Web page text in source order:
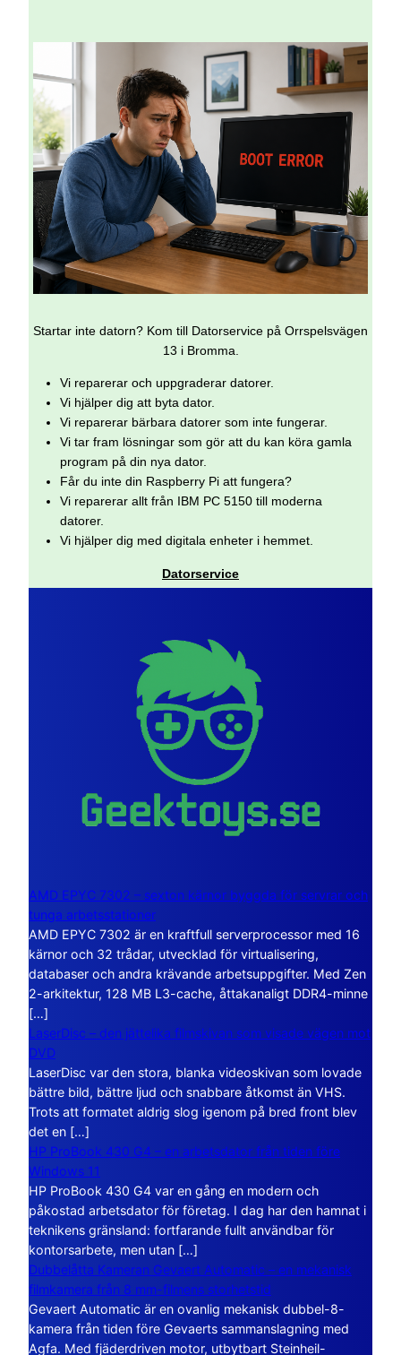
Startar inte datorn? Kom till Datorservice på Orrspelsvägen
13 i Bromma.
Vi reparerar och uppgraderar datorer.
Vi hjälper dig att byta dator.
Vi reparerar bärbara datorer som inte fungerar.
Vi tar fram lösningar som gör att du kan köra gamla
program på din nya dator.
Får du inte din Raspberry Pi att fungera?
Vi reparerar allt från IBM PC 5150 till moderna
datorer.
Vi hjälper dig med digitala enheter i hemmet.
Datorservice
AMD EPYC 7302 – sexton kärnor byggda för servrar och
tunga arbetsstationer
AMD EPYC 7302 är en kraftfull serverprocessor med 16
kärnor och 32 trådar, utvecklad för virtualisering,
databaser och andra krävande arbetsuppgifter. Med Zen
2-arkitektur, 128 MB L3-cache, åttakanaligt DDR4-minne
[…]
LaserDisc – den jättelika filmskivan som visade vägen mot
DVD
LaserDisc var den stora, blanka videoskivan som lovade
bättre bild, bättre ljud och snabbare åtkomst än VHS.
Trots att formatet aldrig slog igenom på bred front blev
det en […]
HP ProBook 430 G4 – en arbetsdator från tiden före
Windows 11
HP ProBook 430 G4 var en gång en modern och
påkostad arbetsdator för företag. I dag har den hamnat i
teknikens gränsland: fortfarande fullt användbar för
kontorsarbete, men utan […]
Dubbelåtta Kameran Gevaert Automatic – en mekanisk
filmkamera från 8 mm-filmens storhetstid
Gevaert Automatic är en ovanlig mekanisk dubbel-8-
kamera från tiden före Gevaerts sammanslagning med
Agfa. Med fjäderdriven motor, utbytbart Steinheil-